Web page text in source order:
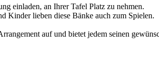
einladen, an Ihrer Tafel Platz zu nehmen.
Kinder lieben diese Bänke auch zum Spielen.
auf und bietet jedem seinen